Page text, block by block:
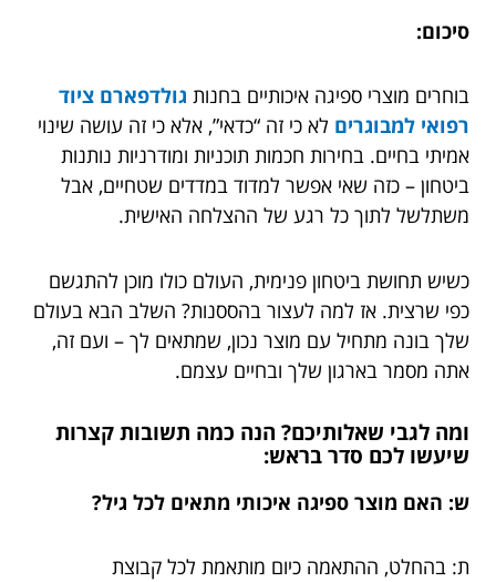
סיכום:
בוחרים מוצרי ספיגה איכותיים בחנות גולדפארם ציוד
רפואי למבוגרים לא כי זה “כדאי”, אלא כי זה עושה שינוי
אמיתי בחיים. בחירות חכמות תוכניות ומודרניות נותנות
ביטחון – כזה שאי אפשר למדוד במדדים שטחיים, אבל
משתלשל לתוך כל רגע של ההצלחה האישית.
כשיש תחושת ביטחון פנימית, העולם כולו מוכן להתגשם
כפי שרצית. אז למה לעצור בהססנות? השלב הבא בעולם
שלך בונה מתחיל עם מוצר נכון, שמתאים לך – ועם זה,
אתה מסמר בארגון שלך ובחיים עצמם.
ומה לגבי שאלותיכם? הנה כמה תשובות קצרות
שיעשו לכם סדר בראש:
ש: האם מוצר ספיגה איכותי מתאים לכל גיל?
ת: בהחלט, ההתאמה כיום מותאמת לכל קבוצת